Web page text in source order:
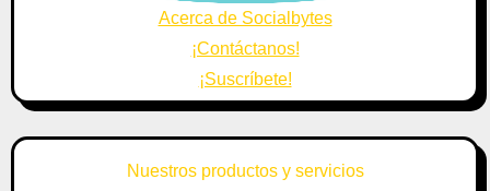
Acerca de Socialbytes
¡Contáctanos!
¡Suscríbete!
Nuestros productos y servicios